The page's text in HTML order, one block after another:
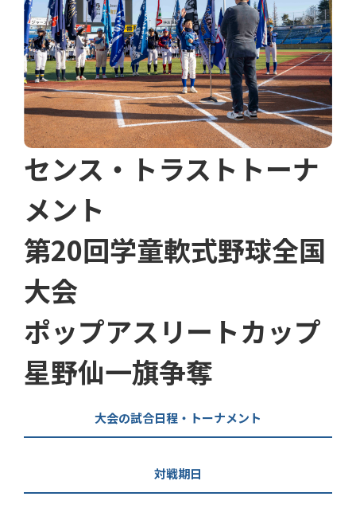
センス・トラストトーナ
メント
第20回学童軟式野球全国
大会
ポップアスリートカップ
星野仙一旗争奪
大会の試合日程・トーナメント
対戦期日